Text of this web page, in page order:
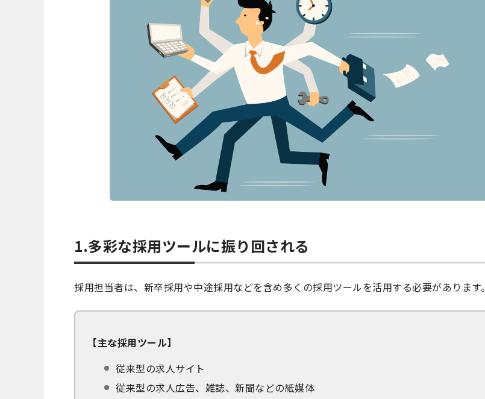
1.多彩な採用ツールに振り回される
採用担当者は、新卒採用や中途採用などを含め多くの採用ツールを活用する必要があります。
【主な採用ツール】
従来型の求人サイト
従来型の求人広告、雑誌、新聞などの紙媒体